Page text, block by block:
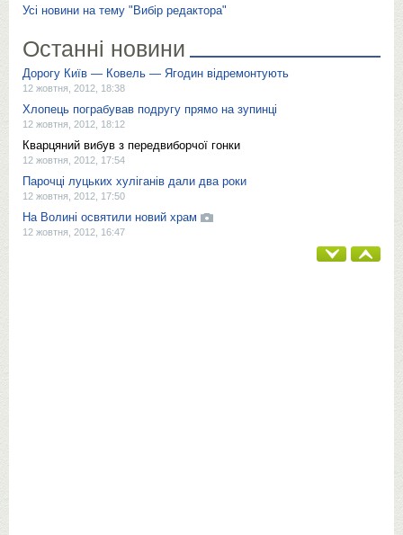
Усі новини на тему "Вибір редактора"
Останні новини
Дорогу Київ — Ковель — Ягодин відремонтують
12 жовтня, 2012, 18:38
Хлопець пограбував подругу прямо на зупинці
12 жовтня, 2012, 18:12
Кварцяний вибув з передвиборчої гонки
12 жовтня, 2012, 17:54
Парочці луцьких хуліганів дали два роки
12 жовтня, 2012, 17:50
На Волині освятили новий храм
12 жовтня, 2012, 16:47